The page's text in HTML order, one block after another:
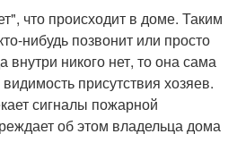
что происходит в доме. Таким
нибудь позвонит или просто
внутри никого нет, то она сама
присутствия хозяев.
сигналы пожарной
об этом владельца дома